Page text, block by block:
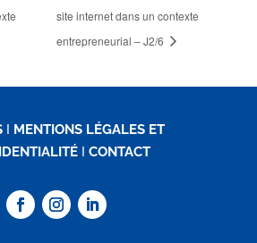
site internet dans un contexte
entrepreneurial – J2/6
I MENTIONS LÉGALES ET
ICONTACT